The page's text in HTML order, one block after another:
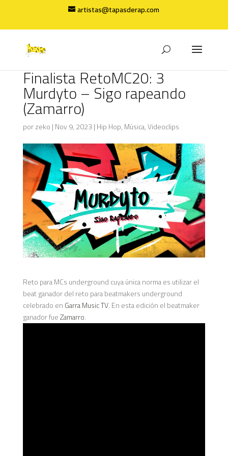
artistas@tapasderap.com
Finalista RetoMC20: 3
Murdyto – Sigo rapeando
(Zamarro)
porzeko|Nov 9, 2023|Hip Hop,Música,Videoclips
Reto para MCs underground cuya única norma es utilizar el
beat ganador del reto para beatmakers underground
celebrado enGarra Music TV. En esta edición el beatmaker
ganador fueZamarro.